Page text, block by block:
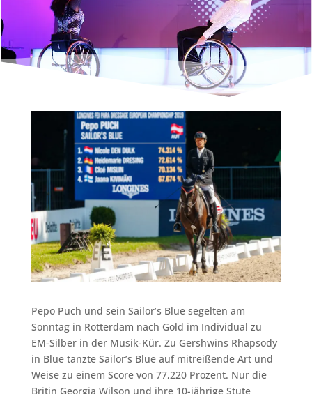
Pepo Puch und sein Sailor’s Blue segelten am
Sonntag in Rotterdam nach Gold im Individual zu
EM-Silber in der Musik-Kür. Zu Gershwins Rhapsody
in Blue tanzte Sailor’s Blue auf mitreißende Art und
Weise zu einem Score von 77,220 Prozent. Nur die
Britin Georgia Wilson und ihre 10-jährige Stute